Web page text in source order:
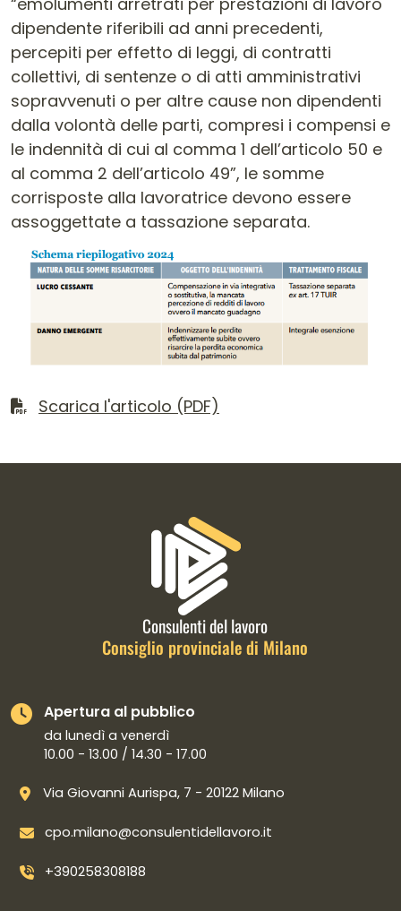
dipendente riferibili ad anni precedenti,
percepiti per effetto di leggi, di contratti
collettivi, di sentenze o di atti amministrativi
sopravvenuti o per altre cause non dipendenti
dalla volontà delle parti, compresi i compensi e
le indennità di cui al comma 1 dell’articolo 50 e
al comma 2 dell’articolo 49”, le somme
corrisposte alla lavoratrice devono essere
assoggettate a tassazione separata.
Scarica il file
Scarica l'articolo (PDF)
Informazioni di contatto e link
Consulenti del lavoro
Consiglio provinciale di Milano
Apertura al pubblico
da lunedì a venerdì
10.00 - 13.00 / 14.30 - 17.00
Via Giovanni Aurispa, 7 - 20122 Milano
cpo.milano@consulentidellavoro.it
+390258308188